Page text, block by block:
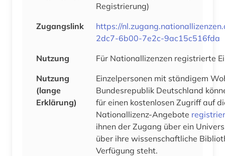
Registrierung)
Zugangslink
https://
2dc7-6b00-7e2c-9ac15c516fda
Nutzung
Für Nationallizenzen registrierte
Nutzung
(lange
Erklärung)
Einzelpersonen mit ständigem
Bundesrepublik Deutschland
für einen kostenlosen Zugriff auf
Nationallizenz-Angebote
ihnen der Zugang über ein
über ihre wissenschaftliche
Verfügung steht.